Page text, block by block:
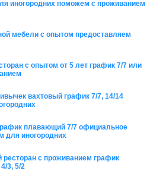
иногородних поможем с проживанием
мебели с опытом предоставляем
с опытом от 5 лет график 7/7 или
вахтовый график 7/7, 14/14
плавающий 7/7 официальное
для иногородних
с проживанием график
3, 5/2